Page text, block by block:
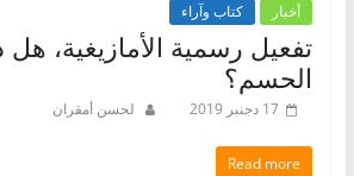
أخبار كتاب وآراء
تفعيل رسمية الأمازيغية،
الحسم؟
17 دجنبر 2019 لحسن أمقران
Read more